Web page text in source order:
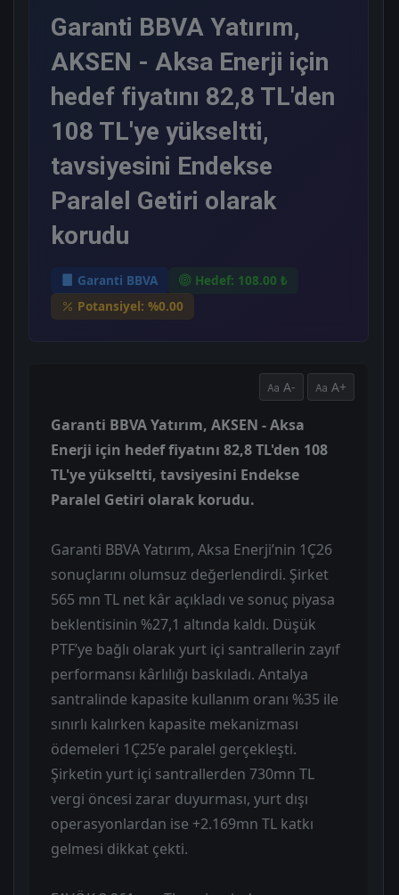
Garanti BBVA Yatırım,
AKSEN - Aksa Enerji için
hedef fiyatını 82,8 TL'den
108 TL'ye yükseltti,
tavsiyesini Endekse
Paralel Getiri olarak
korudu
Garanti BBVA
Hedef: 108.00 ₺
Potansiyel: %0.00
A- A+
Garanti BBVA Yatırım, AKSEN - Aksa
Enerji için hedef fiyatını 82,8 TL'den 108
TL'ye yükseltti, tavsiyesini Endekse
Paralel Getiri olarak korudu.
Garanti BBVA Yatırım, Aksa Enerji’nin 1Ç26
sonuçlarını olumsuz değerlendirdi. Şirket
565 mn TL net kâr açıkladı ve sonuç piyasa
beklentisinin %27,1 altında kaldı. Düşük
PTF’ye bağlı olarak yurt içi santrallerin zayıf
performansı kârlılığı baskıladı. Antalya
santralinde kapasite kullanım oranı %35 ile
sınırlı kalırken kapasite mekanizması
ödemeleri 1Ç25’e paralel gerçekleşti.
Şirketin yurt içi santrallerden 730mn TL
vergi öncesi zarar duyurması, yurt dışı
operasyonlardan ise +2.169mn TL katkı
gelmesi dikkat çekti.